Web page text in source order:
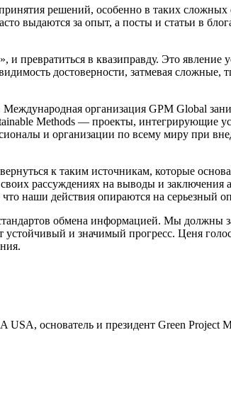
решений, особенно в таких сложных
выдаются за опыт, а посты и статьи в
превратиться в квазиправду. Это явление
достоверности, затмевая сложные,
организация GPM Global
Methods — проекты, интегрирующие
и организации по всему миру при
к таким источникам, которые
рассуждениях на выводы и заключения
наши действия опираются на серьезный
обмена информацией. Мы должны
и значимый прогресс. Ценя
основатель и президент Green Project